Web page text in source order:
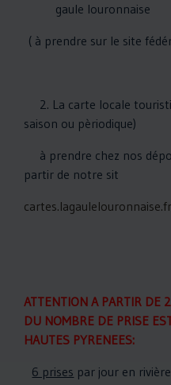
gaule louronnaise
( à prendre sur le site
2. La carte locale
saison ou pèriodique)
à prendre chez nos
partir de notre sit
cartes.lagaulelouronnaise.fr
ATTENTION A PARTIR
DU NOMBRE DE PRISE
HAUTES PYRENEES:
6 prises par jour en rivière